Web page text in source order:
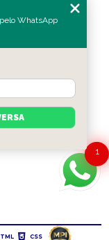
4260
CSS
1
WhatsApp